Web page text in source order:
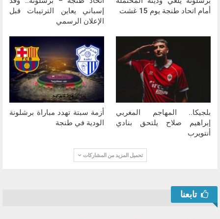
أمام اتحاد طنجة يوم 15 غشت
إسباني يعاين الترتيبات قبل
الإعلان الرسمي
بلجيكا.. المهاجم المغربي
إبراهيم صلاح يلتحق بنادي
أنتويرب
أزمة سبتة تهدد مباراة برشلونة
الودية في طنجة
تحميل المزيد من المشاركات
تابعنا